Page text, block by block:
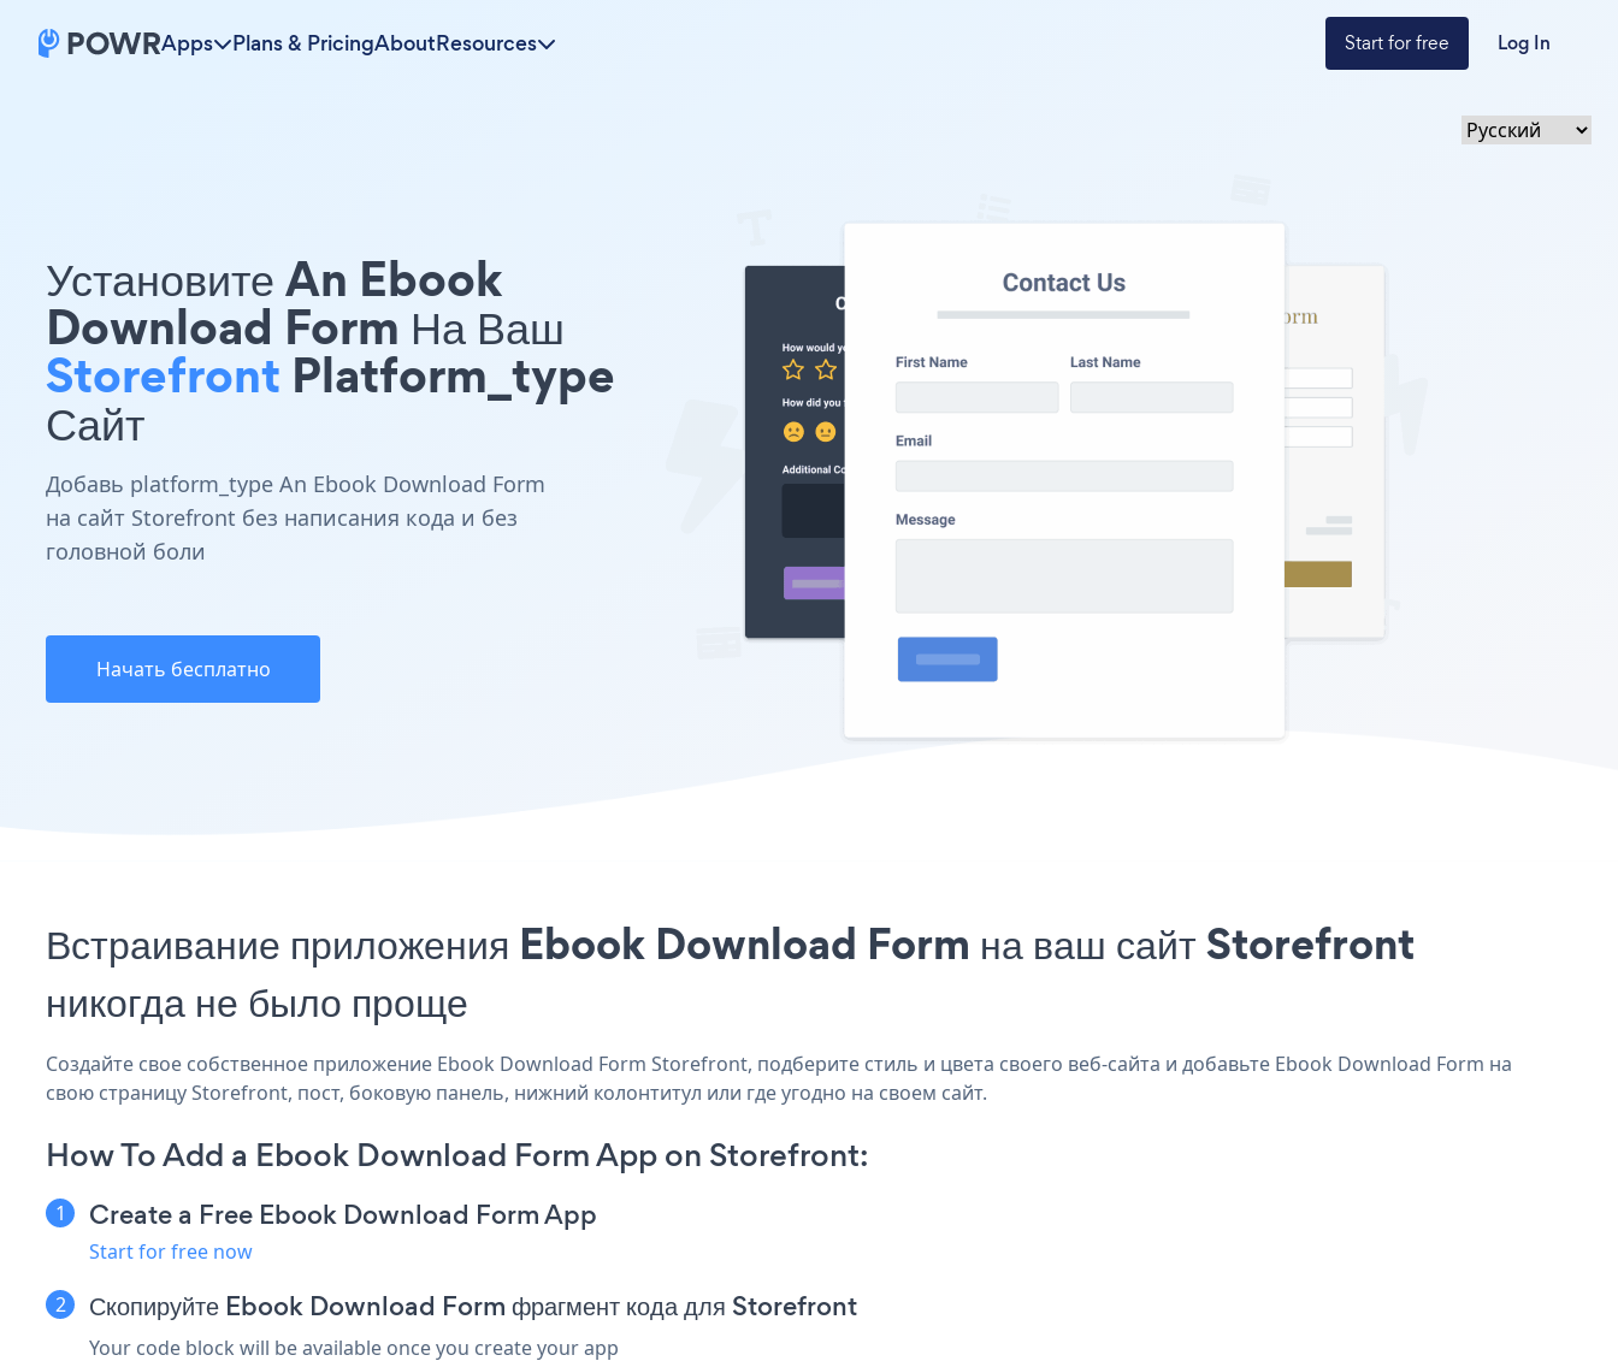
Apps Plans & PricingAboutResources Start for free Log In
Установите An Ebook
Download Form На Ваш
Storefront Platform_type
Сайт
Добавь platform_type An Ebook Download Form
на сайт Storefront без написания кода и без
головной боли
Начать бесплатно
Встраивание приложения Ebook Download Form на ваш сайт Storefront
никогда не было проще
Создайте свое собственное приложение Ebook Download Form Storefront, подберите стиль и цвета своего веб-сайта и добавьте Ebook Download Form на
свою страницу Storefront, пост, боковую панель, нижний колонтитул или где угодно на своем сайт.
How To Add a Ebook Download Form App on Storefront:
Create a Free Ebook Download Form App
Start for free now
Скопируйте Ebook Download Form фрагмент кода для Storefront
Your code block will be available once you create your app